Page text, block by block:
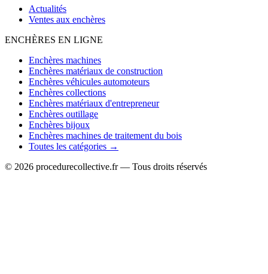
Actualités
Ventes aux enchères
ENCHÈRES EN LIGNE
Enchères machines
Enchères matériaux de construction
Enchères véhicules automoteurs
Enchères collections
Enchères matériaux d'entrepreneur
Enchères outillage
Enchères bijoux
Enchères machines de traitement du bois
Toutes les catégories →
© 2026 procedurecollective.fr — Tous droits réservés